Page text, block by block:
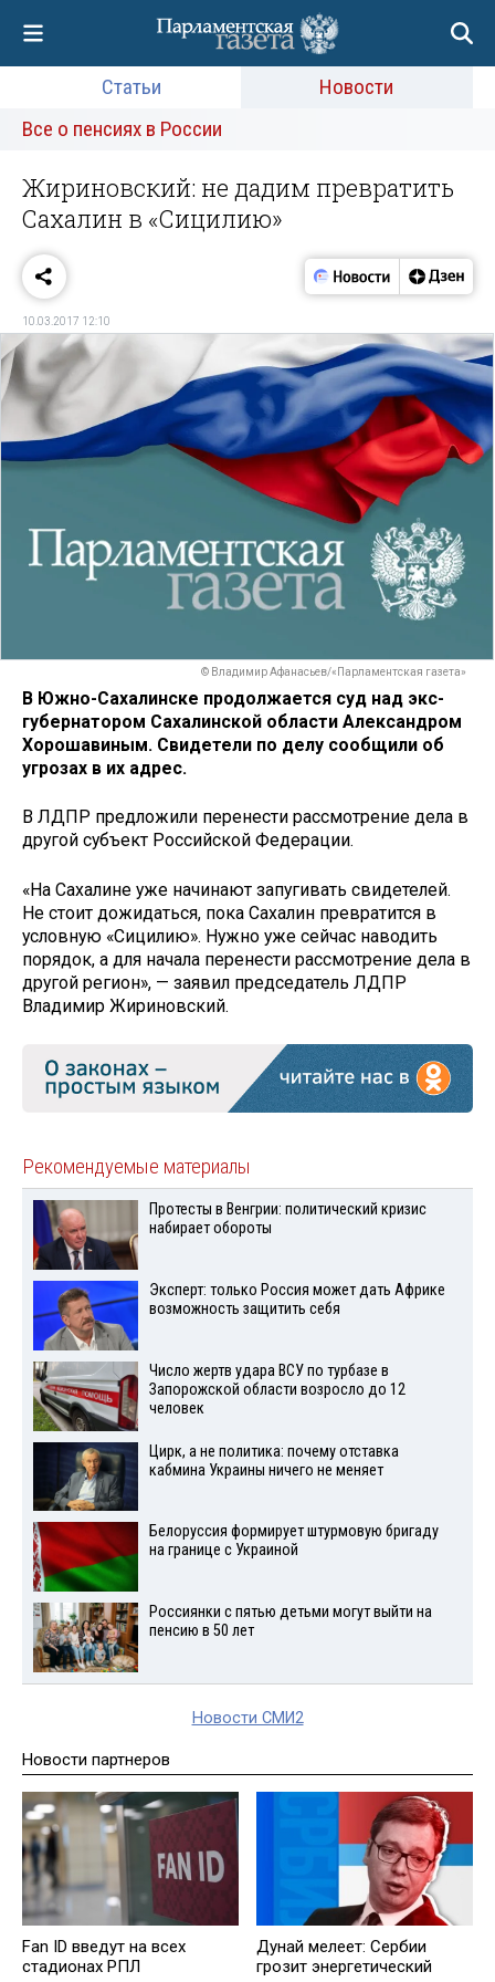
Статьи
Новости
Все о пенсиях в России
Жириновский: не дадим превратить
Сахалин в «Сицилию»
10.03.2017 12:10
© Владимир Афанасьев/«Парламентская газета»
В Южно-Сахалинске продолжается суд над экс-
губернатором Сахалинской области Александром
Хорошавиным. Свидетели по делу сообщили об
угрозах в их адрес.
В ЛДПР предложили перенести рассмотрение дела в
другой субъект Российской Федерации.
«На Сахалине уже начинают запугивать свидетелей.
Не стоит дожидаться, пока Сахалин превратится в
условную «Сицилию». Нужно уже сейчас наводить
порядок, а для начала перенести рассмотрение дела в
другой регион», — заявил председатель ЛДПР
Владимир Жириновский.
Рекомендуемые материалы
Протесты в Венгрии: политический кризис
набирает обороты
Эксперт: только Россия может дать Африке
возможность защитить себя
Число жертв удара ВСУ по турбазе в
Запорожской области возросло до 12
человек
Цирк, а не политика: почему отставка
кабмина Украины ничего не меняет
Белоруссия формирует штурмовую бригаду
на границе с Украиной
Россиянки с пятью детьми могут выйти на
пенсию в 50 лет
Новости СМИ2
Новости партнеров
Fan ID введут на всех
стадионах РПЛ
Дунай мелеет: Сербии
грозит энергетический